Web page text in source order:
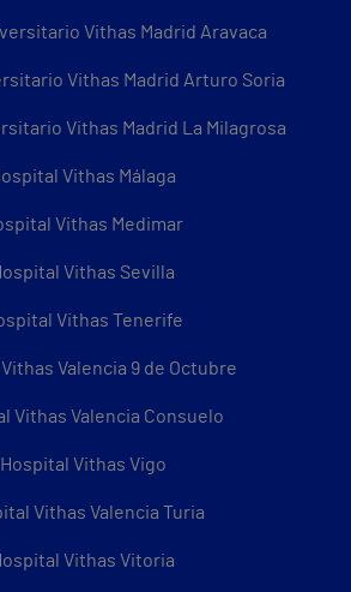
Vithas Madrid Aravaca
Vithas Madrid Arturo Soria
Vithas Madrid La Milagrosa
Vithas Málaga
Vithas Medimar
Vithas Sevilla
Vithas Tenerife
Valencia 9 de Octubre
Vithas Valencia Consuelo
Hospital Vithas Vigo
Vithas Valencia Turia
Vithas Vitoria